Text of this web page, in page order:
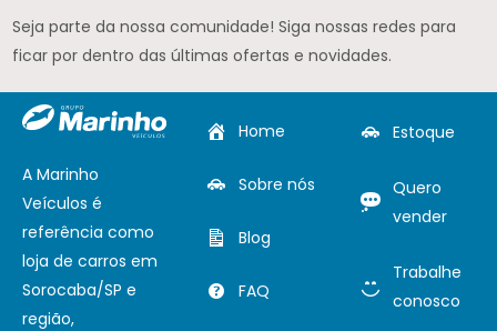
Seja parte da nossa comunidade! Siga nossas redes para
ficar por dentro das últimas ofertas e novidades.
A Marinho
Veículos é
referência como
loja de carros em
Sorocaba/SP e
região,
Home
Sobre nós
Blog
FAQ
Estoque
Quero
vender
Trabalhe
conosco